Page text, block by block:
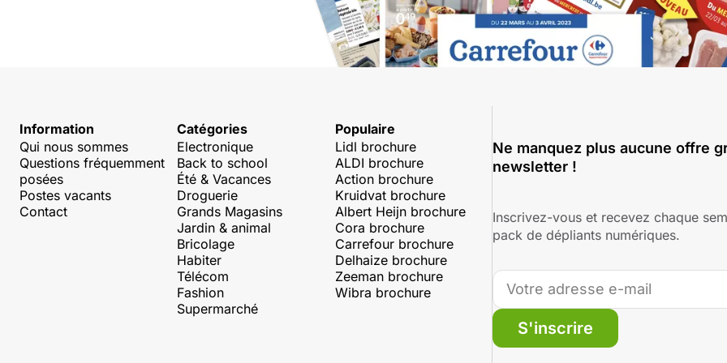
Information
Qui nous sommes
Questions fréquemment
posées
Postes vacants
Contact
Catégories
Electronique
Back to school
Été & Vacances
Droguerie
Grands Magasins
Jardin & animal
Bricolage
Habiter
Télécom
Fashion
Supermarché
Populaire
Lidl brochure
ALDI brochure
Action brochure
Kruidvat brochure
Albert Heijn brochure
Cora brochure
Carrefour brochure
Delhaize brochure
Zeeman brochure
Wibra brochure
Ne manquez plus aucune offre
newsletter !
Inscrivez-vous et recevez chaque
pack de dépliants numériques.
S'inscrire